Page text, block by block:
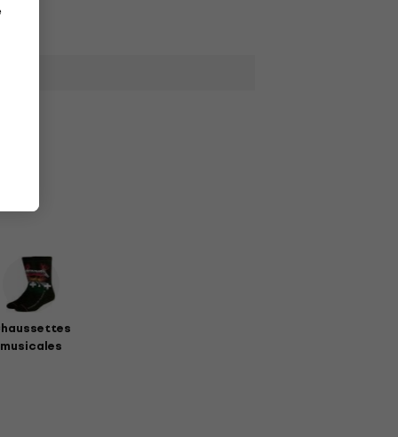
musicales